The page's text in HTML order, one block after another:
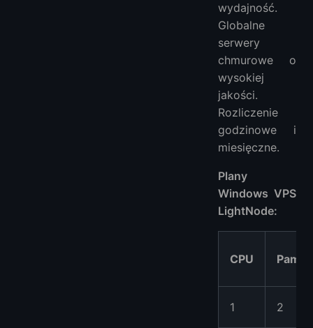
wydajność.
Globalne
serwery
chmurowe o
wysokiej
jakości.
Rozliczenie
godzinowe i
miesięczne.
Plany
Windows VPS
LightNode:
CPU
1 2